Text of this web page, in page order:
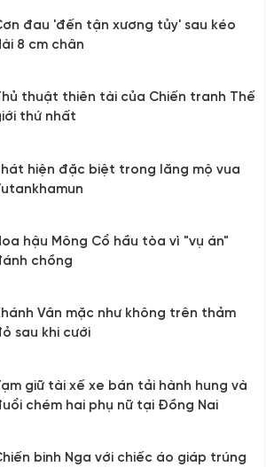
đau 'đến tận xương tủy' sau kéo
8 cm chân
thuật thiên tài của Chiến tranh Thế
thứ nhất
hiện đặc biệt trong lăng mộ vua
hậu Mông Cổ hầu tòa vì "vụ án"
chồng
Vân mặc như không trên thảm
sau khi cưới
giữ tài xế xe bán tải hành hung và
chém hai phụ nữ tại Đồng Nai
binh Nga với chiếc áo giáp trúng